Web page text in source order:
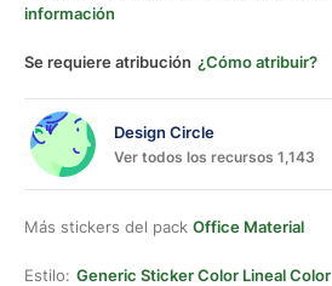
información
Se requiere atribución ¿Cómo atribuir?
Design Circle
Ver todos los recursos 1,143
Más stickers del pack Office Material
Estilo: Generic Sticker Color Lineal Color